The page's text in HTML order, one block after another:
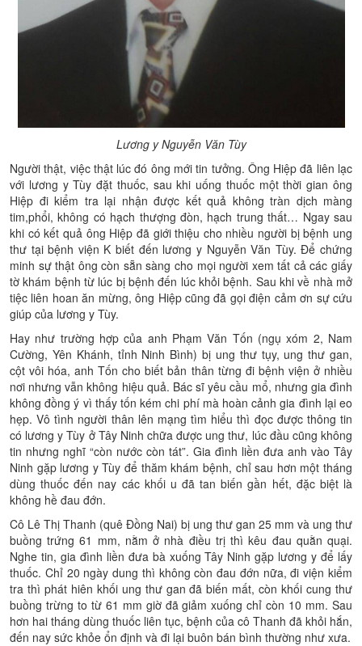
Lương y Nguyễn Văn Tùy
Người thật, việc thật lúc đó ông mới tin tưởng. Ông Hiệp đã liên lạc
với lương y Tùy đặt thuốc, sau khi uống thuốc một thời gian ông
Hiệp đi kiểm tra lại nhận được kết quả không tràn dịch màng
tim,phổi, không có hạch thượng đòn, hạch trung thất… Ngay sau
khi có kết quả ông Hiệp đã giới thiệu cho nhiều người bị bệnh ung
thư tại bệnh viện K biết đến lương y Nguyễn Văn Tùy. Để chứng
minh sự thật ông còn sẵn sàng cho mọi người xem tất cả các giấy
tờ khám bệnh từ lúc bị bệnh đến lúc khỏi bệnh. Sau khi về nhà mở
tiệc liên hoan ăn mừng, ông Hiệp cũng đã gọi điện cảm ơn sự cứu
giúp của lương y Tùy.
Hay như trường hợp của anh Phạm Văn Tốn (ngụ xóm 2, Nam
Cường, Yên Khánh, tỉnh Ninh Bình) bị ung thư tụy, ung thư gan,
cột vôi hóa, anh Tốn cho biết bản thân từng đi bệnh viện ở nhiều
nơi nhưng vẫn không hiệu quả. Bác sĩ yêu cầu mổ, nhưng gia đình
không đồng ý vì thấy tốn kém chi phí mà hoàn cảnh gia đình lại eo
hẹp. Vô tình người thân lên mạng tìm hiểu thì đọc được thông tin
có lương y Tùy ở Tây Ninh chữa được ung thư, lúc đầu cũng không
tin nhưng nghĩ “còn nước còn tát”. Gia đình liền đưa anh vào Tây
Ninh gặp lương y Tùy để thăm khám bệnh, chỉ sau hơn một tháng
dùng thuốc đến nay các khối u đã tan biến gần hết, đặc biệt là
không hề đau đớn.
Cô Lê Thị Thanh (quê Đồng Nai) bị ung thư gan 25 mm và ung thư
buồng trứng 61 mm, nằm ở nhà điều trị thì kêu đau quằn quại.
Nghe tin, gia đình liền đưa bà xuống Tây Ninh gặp lương y để lấy
thuốc. Chỉ 20 ngày dung thì không còn đau đớn nữa, đi viện kiểm
tra thì phát hiên khối ung thư gan đã biến mất, còn khối cung thư
buồng trừng to từ 61 mm giờ đã giảm xuống chỉ còn 10 mm. Sau
hơn hai tháng dùng thuốc liên tục, bệnh của cô Thanh đã khỏi hắn,
đến nay sức khỏe ổn định và đi lại buôn bán bình thường như xưa.